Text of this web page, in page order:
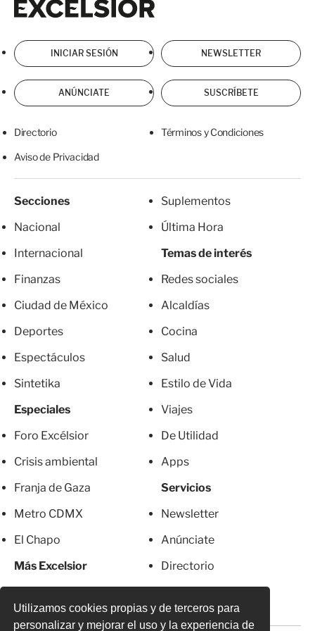
Utilizamos cookies propias y de terceros para
personalizar y mejorar el uso y la experiencia de
INICIAR SESIÓN NEWSLETTER
ANÚNCIATE SUSCRÍBETE
Directorio Términos y Condiciones
Aviso de Privacidad
Secciones
Nacional
Internacional
Finanzas
Ciudad de México
Deportes
Espectáculos
Sintetika
Especiales
Foro Excélsior
Crisis ambiental
Franja de Gaza
Metro CDMX
El Chapo
Más Excelsior
Suplementos
Última Hora
Temas de interés
Redes sociales
Alcaldías
Cocina
Salud
Estilo de Vida
Viajes
De Utilidad
Apps
Servicios
Newsletter
Anúnciate
Directorio